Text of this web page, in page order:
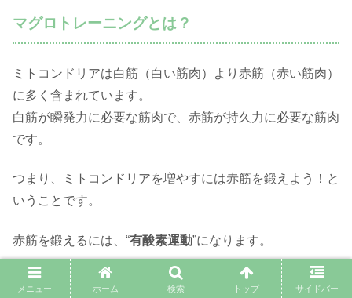
マグロトレーニングとは？
ミトコンドリアは白筋（白い筋肉）より赤筋（赤い筋肉）
に多く含まれています。
白筋が瞬発力に必要な筋肉で、赤筋が持久力に必要な筋肉
です。
つまり、ミトコンドリアを増やすには赤筋を鍛えよう！と
いうことです。
赤筋を鍛えるには、“有酸素運動”になります。
ただし、ウォーキングのような軽い負荷の有酸素運動では
メニュー ホーム 検索 トップ サイドバー